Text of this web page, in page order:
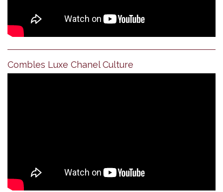
Combles Luxe Chanel Culture